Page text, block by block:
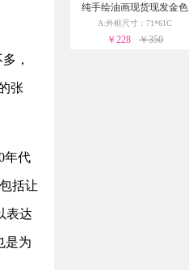
，
张
年代
括让
表达
是为
纯手绘油画现货现发金色
实木外框24小时之内发货
A:外框尺寸：71*61C
￥228 ￥350